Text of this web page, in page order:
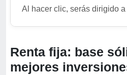
Al hacer clic, serás dirigido
Renta fija: base
mejores